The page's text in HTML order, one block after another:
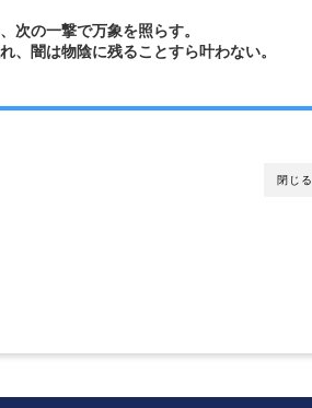
次の一撃で万象を照らす。
、闇は物陰に残ることすら叶わない。
閉じる